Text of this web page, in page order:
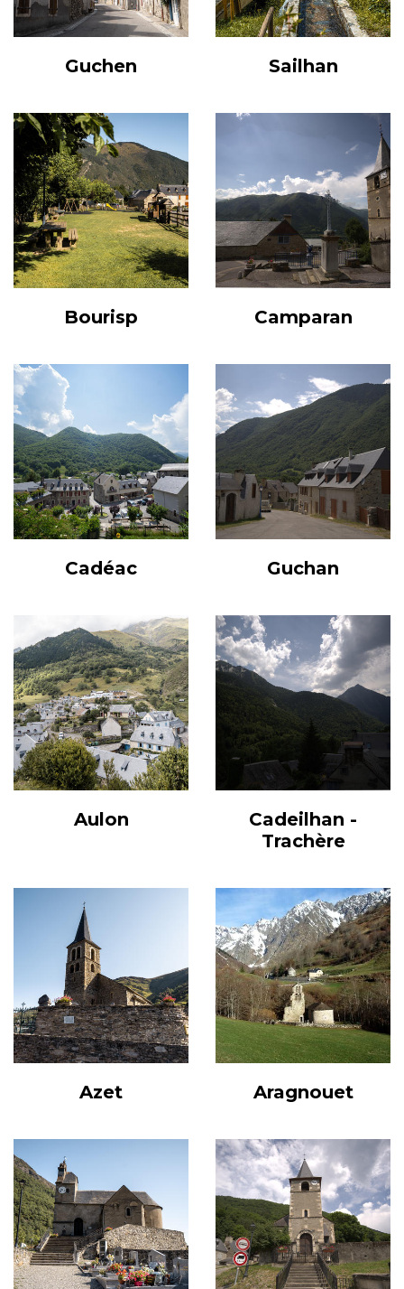
Guchen Sailhan
Bourisp Camparan
Cadéac Guchan
Aulon
Cadeilhan -
Trachère
Azet Aragnouet